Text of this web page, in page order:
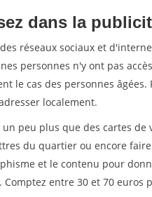
dans la
réseaux sociaux et
personnes n'y ont pas
le cas des personnes
localement.
un peu plus que des cartes
du quartier ou encore
et le contenu pour
Comptez entre 30 et 70